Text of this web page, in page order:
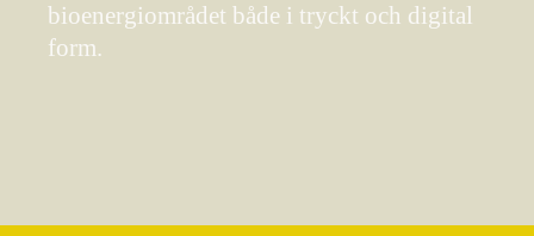
bioenergiområdet både i tryckt och digital
form.